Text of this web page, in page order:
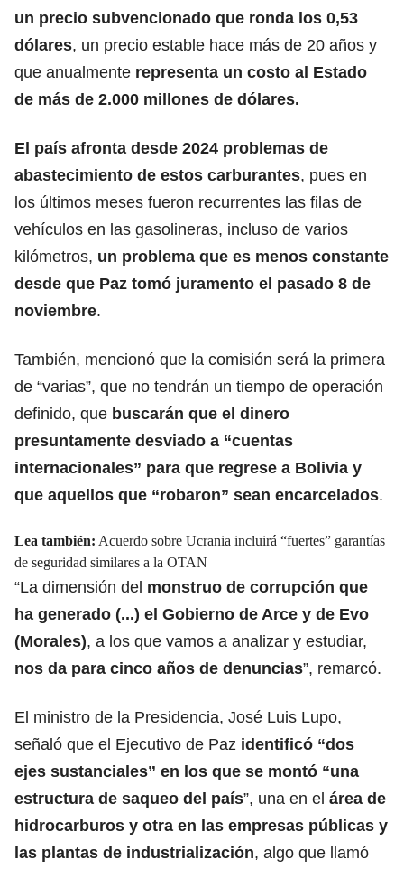
un precio subvencionado que ronda los 0,53
dólares, un precio estable hace más de 20 años y
que anualmente representa un costo al Estado
de más de 2.000 millones de dólares.
El país afronta desde 2024 problemas de
abastecimiento de estos carburantes, pues en
los últimos meses fueron recurrentes las filas de
vehículos en las gasolineras, incluso de varios
kilómetros, un problema que es menos constante
desde que Paz tomó juramento el pasado 8 de
noviembre.
También, mencionó que la comisión será la primera
de “varias”, que no tendrán un tiempo de operación
definido, que buscarán que el dinero
presuntamente desviado a “cuentas
internacionales” para que regrese a Bolivia y
que aquellos que “robaron” sean encarcelados.
Lea también: Acuerdo sobre Ucrania incluirá “fuertes” garantías
de seguridad similares a la OTAN
“La dimensión del monstruo de corrupción que
ha generado (...) el Gobierno de Arce y de Evo
(Morales), a los que vamos a analizar y estudiar,
nos da para cinco años de denuncias”, remarcó.
El ministro de la Presidencia, José Luis Lupo,
señaló que el Ejecutivo de Paz identificó “dos
ejes sustanciales” en los que se montó “una
estructura de saqueo del país”, una en el área de
hidrocarburos y otra en las empresas públicas y
las plantas de industrialización, algo que llamó